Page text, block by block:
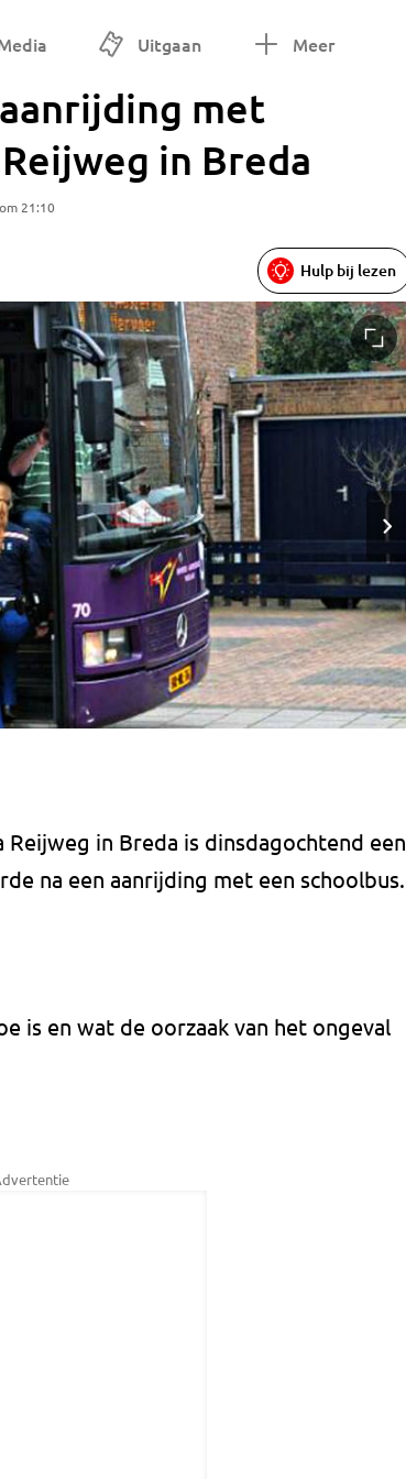
Uitgaan Meer
met
in Breda
21:10
Hulp bij lezen
in Breda is dinsdagochtend een
na een aanrijding met een schoolbus.
is en wat de oorzaak van het ongeval